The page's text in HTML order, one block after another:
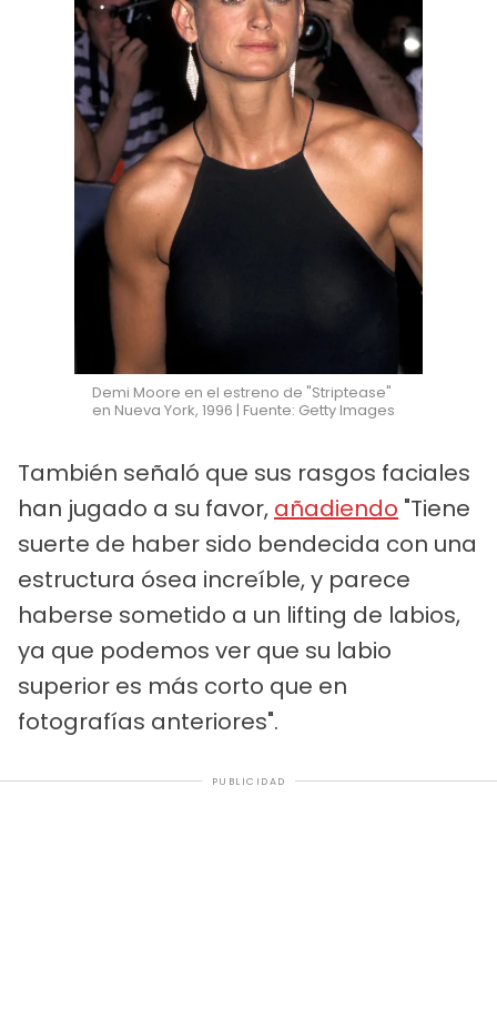
Demi Moore en el estreno de "Striptease"
en Nueva York, 1996 | Fuente: Getty Images
También señaló que sus rasgos faciales
han jugado a su favor, añadiendo "Tiene
suerte de haber sido bendecida con una
estructura ósea increíble, y parece
haberse sometido a un lifting de labios,
ya que podemos ver que su labio
superior es más corto que en
fotografías anteriores".
PUBLICIDAD